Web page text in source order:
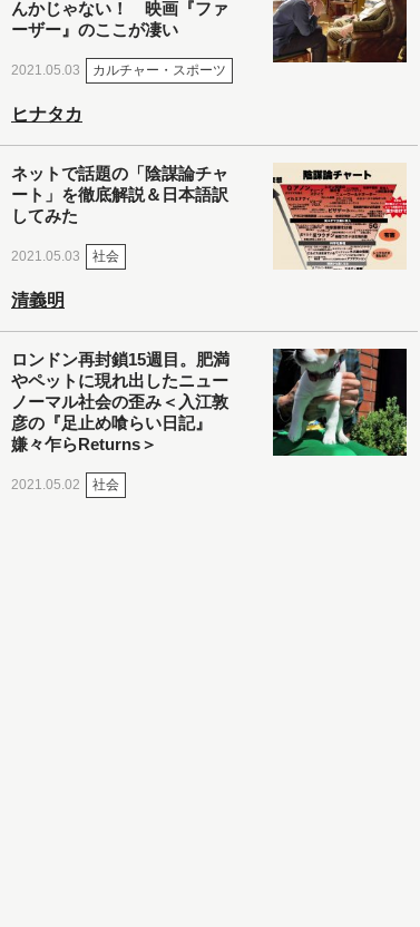
んかじゃない！ 映画『ファ
ーザー』のここが凄い
2021.05.03 カルチャー・スポーツ
ヒナタカ
ネットで話題の「陰謀論チャ
ート」を徹底解説＆日本語訳
してみた
2021.05.03 社会
清義明
ロンドン再封鎖15週目。肥満
やペットに現れ出したニュー
ノーマル社会の歪み＜入江敦
彦の『足止め喰らい日記』
嫌々乍らReturns＞
2021.05.02 社会